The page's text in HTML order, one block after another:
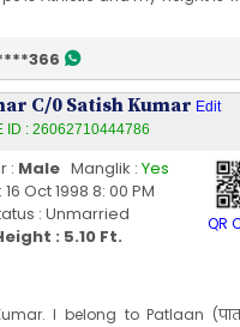
2026 02:49 PM
C/0 Satish Kumar Edit
ID : 26062710444786
: MaleManglik : Yes
16 Oct 1998 8: 00 PM
: Unmarried
: 5.10 Ft.
QR
I belong to Patlaan